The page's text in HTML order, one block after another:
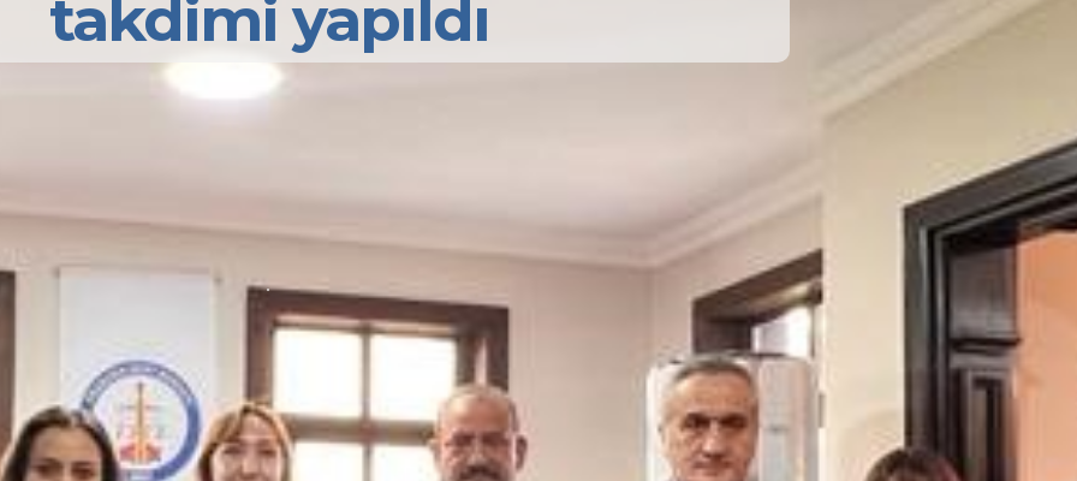
takdimi yapıldı